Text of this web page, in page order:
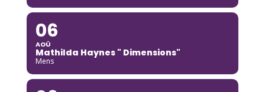
06
AOÛ
Mathilda Haynes " Dimensions"
Mens